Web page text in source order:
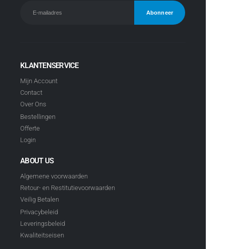
KLANTENSERVICE
Mijn Account
Contact
Over Ons
Bestellingen
Offerte
Login
ABOUT US
Algemene voorwaarden
Retour- en Restitutievoorwaarden
Veilig Betalen
Privacybeleid
Leveringsbeleid
Kwaliteitseisen